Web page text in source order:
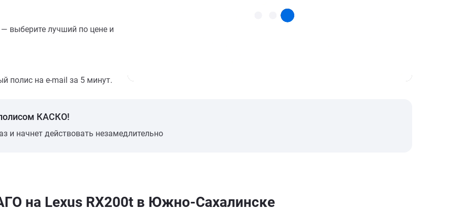
выберите лучший по цене и
полис на e-mail за 5 минут.
КАСКО!
и начнет действовать незамедлительно
на Lexus RX200t в Южно-Сахалинске